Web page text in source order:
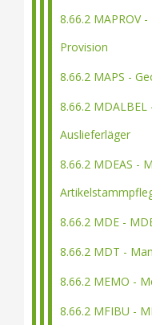
8.66.2 MAPROV
Provision
8.66.2 MAPS -
8.66.2 MDALBEL
Auslieferläger
8.66.2 MDEAS -
8.66.2 MDE -
8.66.2 MDT -
8.66.2 MEMO -
8.66.2 MFIBU -